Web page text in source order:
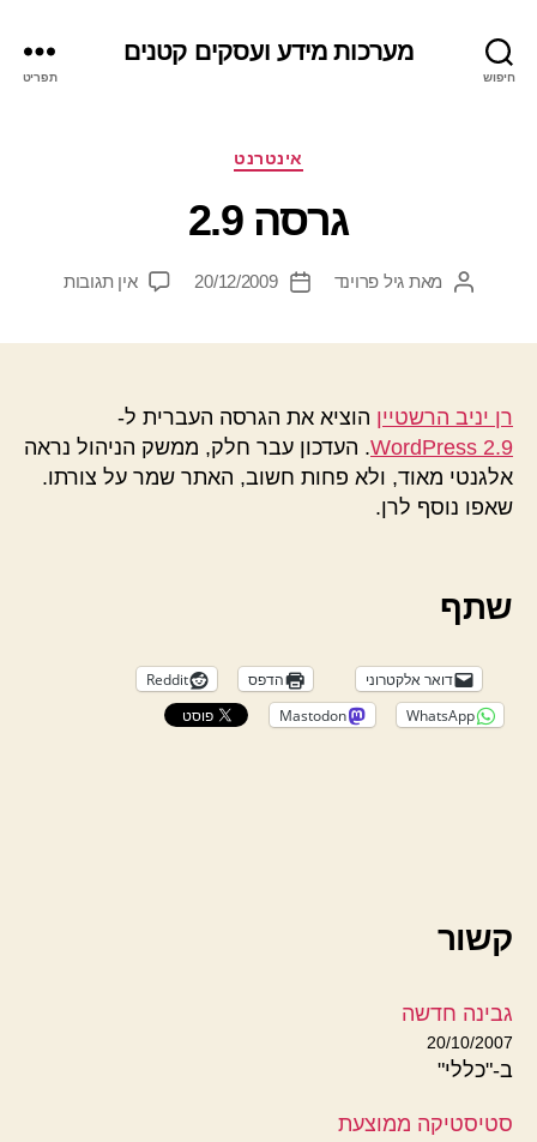
חיפוש
מערכות מידע ועסקים קטנים
תפריט
קטגוריותאינטרנט
גרסה 2.9
המחבר
מאת גיל פרוינד
תאריך20/12/2009 אין תגובותעל
רן יניב הרשטיין הוציא את הגרסה העברית ל-
WordPress 2.9. העדכון עבר חלק, ממשק הניהול נראה
אלגנטי מאוד, ולא פחות חשוב, האתר שמר על צורתו.
שאפו נוסף לרן.
שתף
דואר אלקטרוני הדפס
Reddit
WhatsApp
Mastodon
קשור
גבינה חדשה
20/10/2007
ב-"כללי"
סטיסטיקה ממוצעת